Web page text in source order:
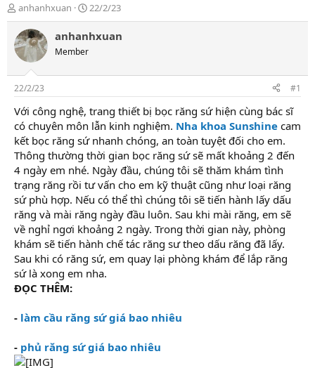
T
h
r
e
a
s
t
a
t
e
r
anhanhxuan
N
g
à
22/2/23
anhanhxuan
Member
22/2/23 #1
Với công nghệ, trang thiết bị bọc răng sứ hiện cùng bác sĩ
có chuyên môn lẫn kinh nghiệm. Nha khoa Sunshine cam
kết bọc răng sứ nhanh chóng, an toàn tuyệt đối cho em.
Thông thường thời gian bọc răng sứ sẽ mất khoảng 2 đến
4 ngày em nhé. Ngày đầu, chúng tôi sẽ thăm khám tình
trạng răng rồi tư vấn cho em kỹ thuật cũng như loại răng
sứ phù hợp. Nếu có thể thì chúng tôi sẽ tiến hành lấy dấu
răng và mài răng ngày đầu luôn. Sau khi mài răng, em sẽ
về nghỉ ngơi khoảng 2 ngày. Trong thời gian này, phòng
khám sẽ tiến hành chế tác răng sư theo dấu răng đã lấy.
Sau khi có răng sứ, em quay lại phòng khám để lắp răng
sứ là xong em nha.
ĐỌC THÊM:
- làm cầu răng sứ giá bao nhiêu
- phủ răng sứ giá bao nhiêu